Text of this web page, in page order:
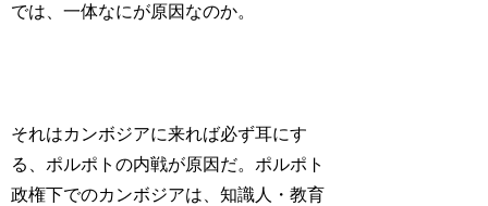
では、一体なにが原因なのか。
それはカンボジアに来れば必ず耳にす
る、ポルポトの内戦が原因だ。ポルポト
政権下でのカンボジアは、知識人・教育